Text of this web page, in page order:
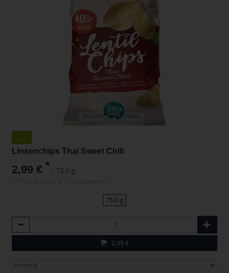
Linsenchips Thai Sweet Chili
2,99 € * / 75.0 g
75.0 g
2,99 €